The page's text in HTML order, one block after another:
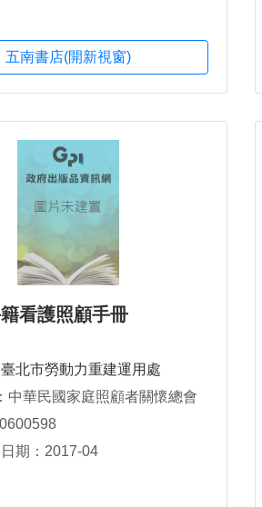
五南書店(開新視窗)
看護照顧手冊
臺北市勞動力重建運用處
中華民國家庭照顧者關懷總會
期：2017-04